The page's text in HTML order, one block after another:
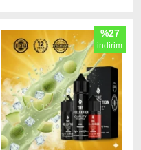
%27
indirim